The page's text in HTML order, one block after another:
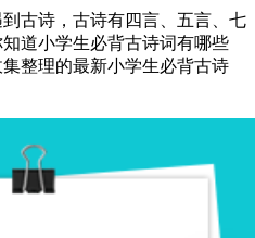
古诗，古诗有四言、五言、七
道小学生必背古诗词有哪些
整理的最新小学生必背古诗